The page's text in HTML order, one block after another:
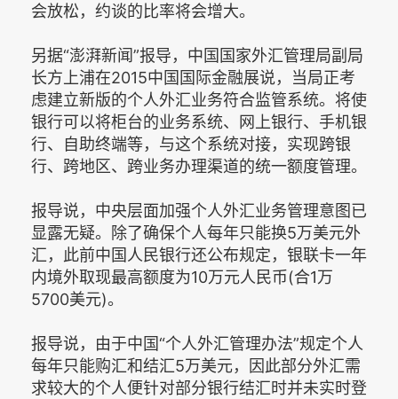
会放松，约谈的比率将会增大。
另据“澎湃新闻”报导，中国国家外汇管理局副局
长方上浦在2015中国国际金融展说，当局正考
虑建立新版的个人外汇业务符合监管系统。将使
银行可以将柜台的业务系统、网上银行、手机银
行、自助终端等，与这个系统对接，实现跨银
行、跨地区、跨业务办理渠道的统一额度管理。
报导说，中央层面加强个人外汇业务管理意图已
显露无疑。除了确保个人每年只能换5万美元外
汇，此前中国人民银行还公布规定，银联卡一年
内境外取现最高额度为10万元人民币(合1万
5700美元)。
报导说，由于中国“个人外汇管理办法”规定个人
每年只能购汇和结汇5万美元，因此部分外汇需
求较大的个人便针对部分银行结汇时并未实时登